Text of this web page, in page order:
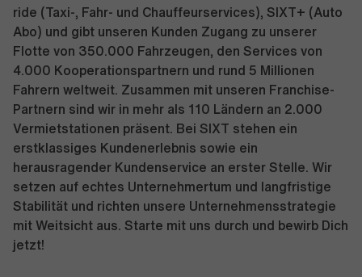
ride (Taxi-, Fahr- und Chauffeurservices), SIXT+ (Auto
Abo) und gibt unseren Kunden Zugang zu unserer
Flotte von 350.000 Fahrzeugen, den Services von
4.000 Kooperationspartnern und rund 5 Millionen
Fahrern weltweit. Zusammen mit unseren Franchise-
Partnern sind wir in mehr als 110 Ländern an 2.000
Vermietstationen präsent. Bei SIXT stehen ein
erstklassiges Kundenerlebnis sowie ein
herausragender Kundenservice an erster Stelle. Wir
setzen auf echtes Unternehmertum und langfristige
Stabilität und richten unsere Unternehmensstrategie
mit Weitsicht aus. Starte mit uns durch und bewirb Dich
jetzt!